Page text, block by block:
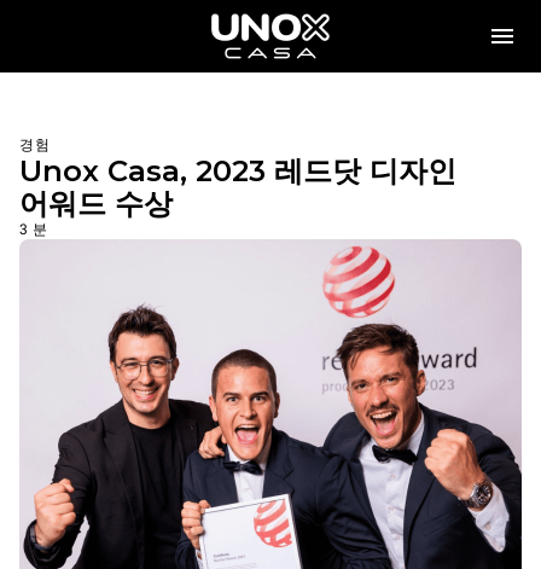
경험
Unox Casa, 2023 레드닷 디자인
어워드 수상
3 분